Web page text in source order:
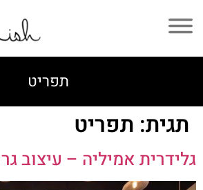
תפריט
תגית: תפריט
גלידרית אמיליה – עיצוב